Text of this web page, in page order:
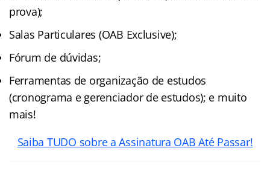
prova);
Salas Particulares (OAB Exclusive);
Fórum de dúvidas;
Ferramentas de organização de estudos
(cronograma e gerenciador de estudos); e muito
mais!
Saiba TUDO sobre a Assinatura OAB Até Passar!